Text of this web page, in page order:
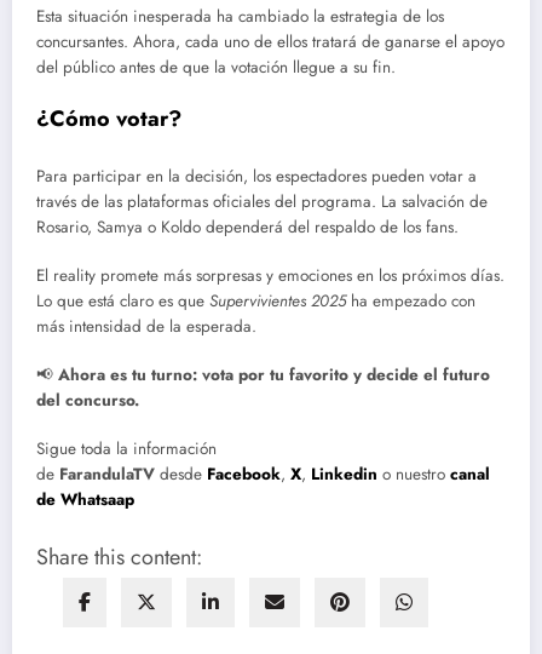
Esta situación inesperada ha cambiado la estrategia de los
concursantes. Ahora, cada uno de ellos tratará de ganarse el apoyo
del público antes de que la votación llegue a su fin.
¿Cómo votar?
Para participar en la decisión, los espectadores pueden votar a
través de las plataformas oficiales del programa. La salvación de
Rosario, Samya o Koldo dependerá del respaldo de los fans.
El reality promete más sorpresas y emociones en los próximos días.
Lo que está claro es que Supervivientes 2025ha empezado con
más intensidad de la esperada.
📢 Ahora es tu turno: vota por tu favorito y decide el futuro
del concurso.
Sigue toda la información
de FarandulaTV desde Facebook, X, Linkedin o nuestro canal
de Whatsaap
Share this content: